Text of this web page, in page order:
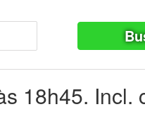
18h45. Incl.